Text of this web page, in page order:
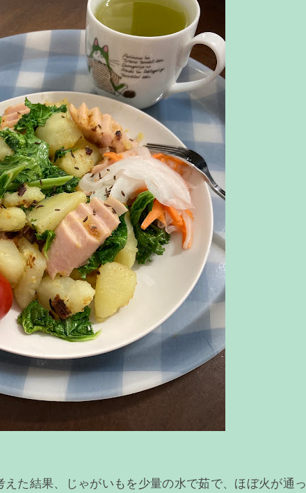
た結果、じゃがいもを少量の水で茹で、ほぼ火が通っ